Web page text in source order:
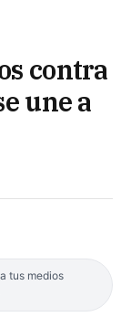
contra
une a
tus medios